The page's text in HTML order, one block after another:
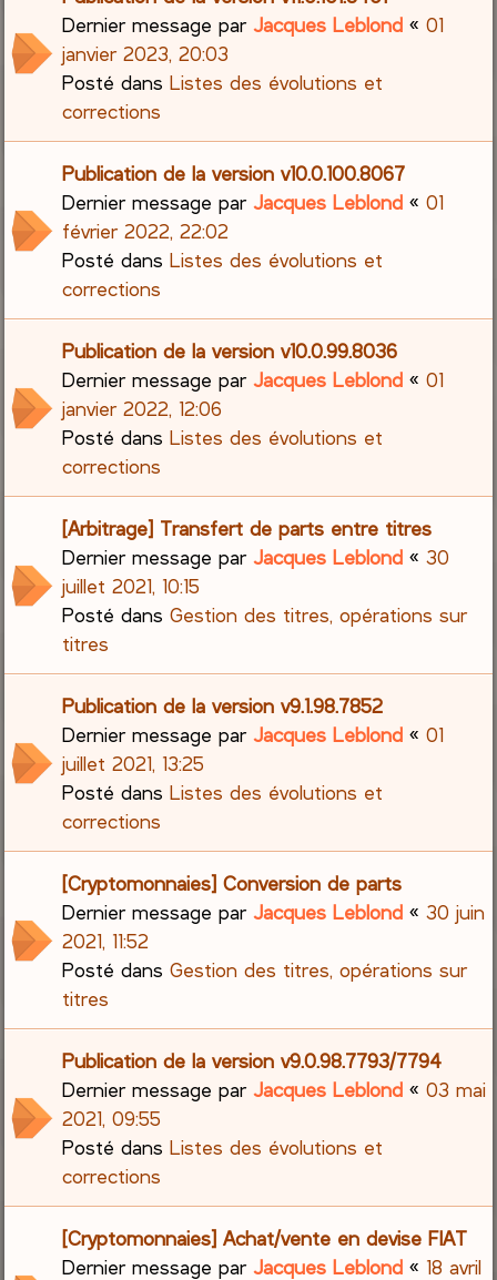
Dernier message parJacques Leblond «01
janvier 2023, 20:03
Posté dansListes des évolutions et
corrections
Publication de la version v10.0.100.8067
Dernier message parJacques Leblond «01
février 2022, 22:02
Posté dansListes des évolutions et
corrections
Publication de la version v10.0.99.8036
Dernier message parJacques Leblond «01
janvier 2022, 12:06
Posté dansListes des évolutions et
corrections
[Arbitrage] Transfert de parts entre titres
Dernier message parJacques Leblond «30
juillet 2021, 10:15
Posté dansGestion des titres, opérations sur
titres
Publication de la version v9.1.98.7852
Dernier message parJacques Leblond «01
juillet 2021, 13:25
Posté dansListes des évolutions et
corrections
[Cryptomonnaies] Conversion de parts
Dernier message parJacques Leblond «30 juin
2021, 11:52
Posté dansGestion des titres, opérations sur
titres
Publication de la version v9.0.98.7793/7794
Dernier message parJacques Leblond «03 mai
2021, 09:55
Posté dansListes des évolutions et
corrections
[Cryptomonnaies] Achat/vente en devise FIAT
Dernier message parJacques Leblond « 18 avril